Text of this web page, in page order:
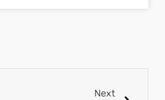
Next